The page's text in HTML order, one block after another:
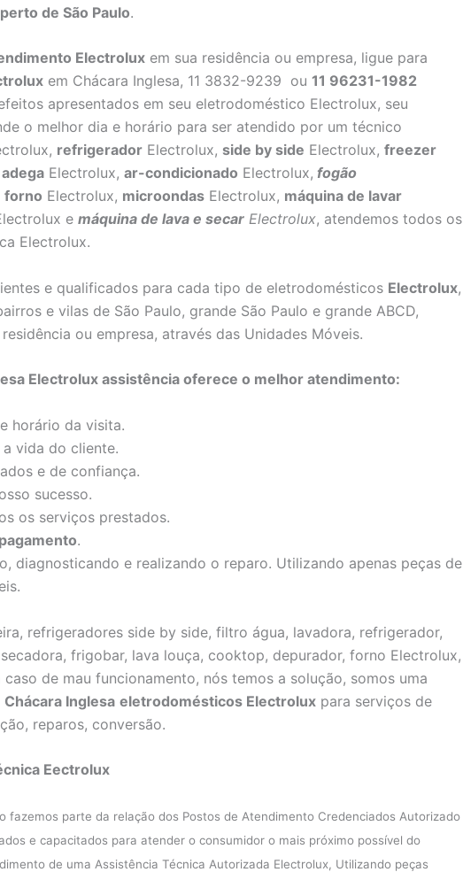
de São Paulo.
Electrolux em sua residência ou empresa, ligue para
em Chácara Inglesa, 11 3832-9239 ou 11 96231-1982
apresentados em seu eletrodoméstico Electrolux, seu
o melhor dia e horário para ser atendido por um técnico
refrigerador Electrolux, side by side Electrolux, freezer
adega Electrolux, ar-condicionado Electrolux, fogão
forno Electrolux, microondas Electrolux, máquina de lavar
e máquina de lava e secar Electrolux, atendemos todos os
Electrolux.
e qualificados para cada tipo de eletrodomésticos Electrolux,
e vilas de São Paulo, grande São Paulo e grande ABCD,
ou empresa, através das Unidades Móveis.
Electrolux assistência oferece o melhor atendimento:
horário da visita.
vida do cliente.
e de confiança.
sucesso.
os serviços prestados.
.
diagnosticando e realizando o reparo. Utilizando apenas peças de
refrigeradores side by side, filtro água, lavadora, refrigerador,
frigobar, lava louça, cooktop, depurador, forno Electrolux,
de mau funcionamento, nós temos a solução, somos uma
Chácara Inglesa eletrodomésticos Electrolux para serviços de
reparos, conversão.
Eectrolux
fazemos parte da relação dos Postos de Atendimento Credenciados Autorizado
e capacitados para atender o consumidor o mais próximo possível do
de uma Assistência Técnica Autorizada Electrolux, Utilizando peças